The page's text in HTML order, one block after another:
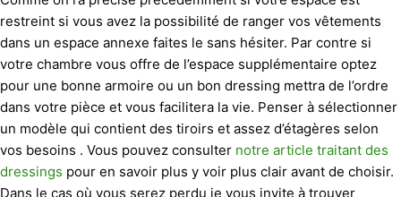
restreint si vous avez la possibilité de ranger vos vêtements
dans un espace annexe faites le sans hésiter. Par contre si
votre chambre vous offre de l’espace supplémentaire optez
pour une bonne armoire ou un bon dressing mettra de l’ordre
dans votre pièce et vous facilitera la vie. Penser à sélectionner
un modèle qui contient des tiroirs et assez d’étagères selon
vos besoins . Vous pouvez consulter notre article traitant des
dressings pour en savoir plus y voir plus clair avant de choisir.
Dans le cas où vous serez perdu je vous invite à trouver